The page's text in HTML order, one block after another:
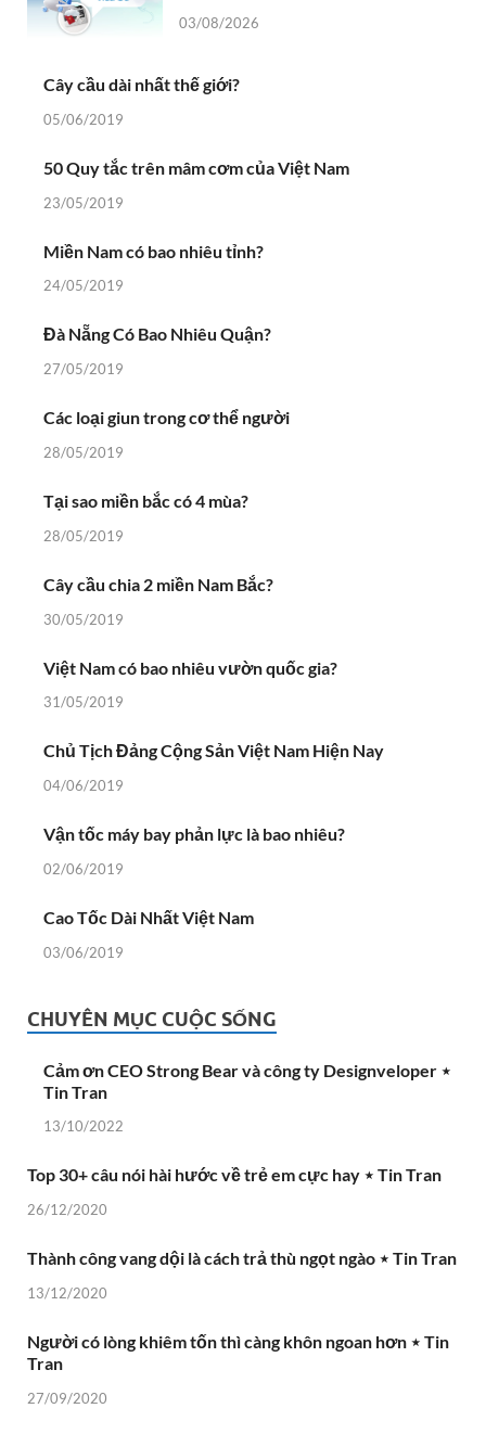
03/08/2026
Cây cầu dài nhất thế giới?
05/06/2019
50 Quy tắc trên mâm cơm của Việt Nam
23/05/2019
Miền Nam có bao nhiêu tỉnh?
24/05/2019
Đà Nẵng Có Bao Nhiêu Quận?
27/05/2019
Các loại giun trong cơ thể người
28/05/2019
Tại sao miền bắc có 4 mùa?
28/05/2019
Cây cầu chia 2 miền Nam Bắc?
30/05/2019
Việt Nam có bao nhiêu vườn quốc gia?
31/05/2019
Chủ Tịch Đảng Cộng Sản Việt Nam Hiện Nay
04/06/2019
Vận tốc máy bay phản lực là bao nhiêu?
02/06/2019
Cao Tốc Dài Nhất Việt Nam
03/06/2019
CHUYÊN MỤC CUỘC SỐNG
Cảm ơn CEO Strong Bear và công ty Designveloper ⋆
Tin Tran
13/10/2022
Top 30+ câu nói hài hước về trẻ em cực hay ⋆ Tin Tran
26/12/2020
Thành công vang dội là cách trả thù ngọt ngào ⋆ Tin Tran
13/12/2020
Người có lòng khiêm tốn thì càng khôn ngoan hơn ⋆ Tin
Tran
27/09/2020